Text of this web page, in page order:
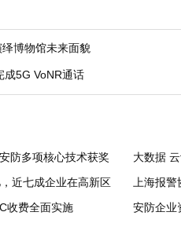
绎博物馆未来面貌
成5G VoNR通话
防多项核心技术获奖
大数据
近七成企业在高新区
上海报警
收费全面实施